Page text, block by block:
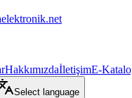
HakkımızdaİletişimE-
Select language